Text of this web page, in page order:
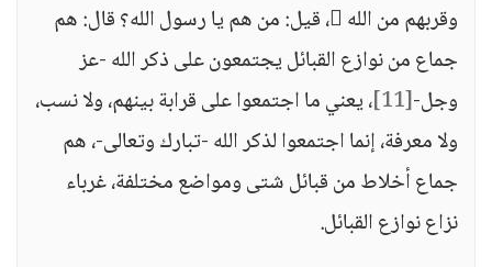
وقربهم من الله ، قيل: من هم يا رسول الله؟ قال: هم
جماع من نوازع القبائل يجتمعون على ذكر الله -عز
وجل-[11]
، يعني ما اجتمعوا على قرابة بينهم، ولا نسب،
ولا معرفة، إنما اجتمعوا لذكر الله -تبارك وتعالى-، هم
جماع أخلاط من قبائل شتى ومواضع مختلفة، غرباء
نزاع نوازع القبائل.